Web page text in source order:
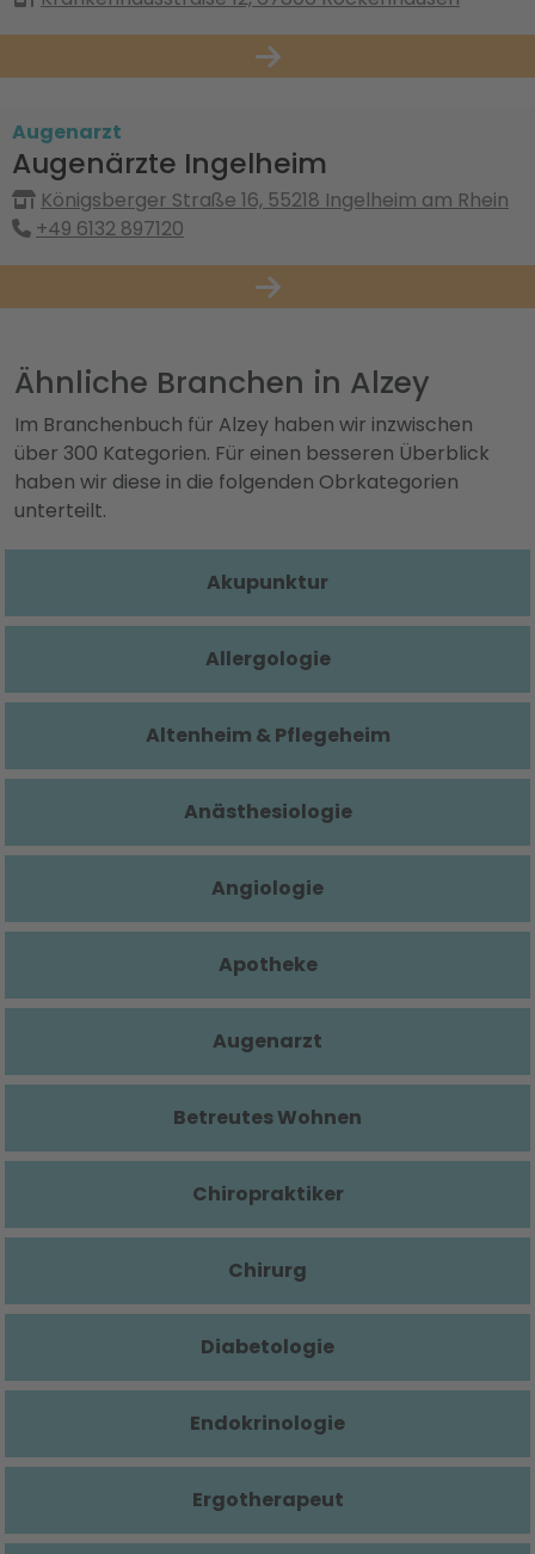
Augenarzt
Augenärzte Ingelheim
Königsberger Straße 16, 55218 Ingelheim am Rhein
+49 6132 897120
Ähnliche Branchen in Alzey
Im Branchenbuch für Alzey haben wir inzwischen
über 300 Kategorien. Für einen besseren Überblick
haben wir diese in die folgenden Obrkategorien
unterteilt.
Akupunktur
Allergologie
Altenheim & Pflegeheim
Anästhesiologie
Angiologie
Apotheke
Augenarzt
Betreutes Wohnen
Chiropraktiker
Chirurg
Diabetologie
Endokrinologie
Ergotherapeut